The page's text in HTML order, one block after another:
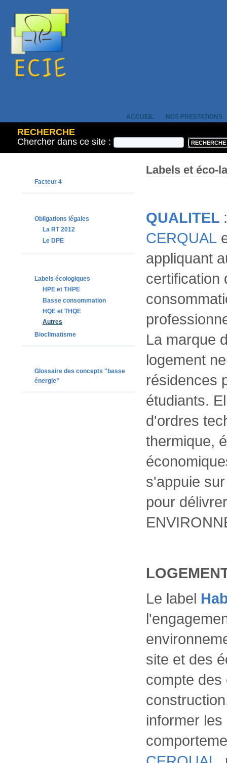
ACCUEIL NOS PRESTATIONS
RECHERCHE
Chercher dans ce site :
Facteur 4
Obligations légales
La RT 2012
Le DPE
Labels écologiques
HPE et THPE
Basse consommation
HQE et THQE
Autres
Bioclimatisme
Glossaire des concepts "basse
énergie"
Labels et éco-
QUALITEL
CERQUAL
appliquant
certification
La marque
logement
résidences
étudiants.
d'ordres
thermique,
s'appuie
pour
Le label
site et des
compte des
informer